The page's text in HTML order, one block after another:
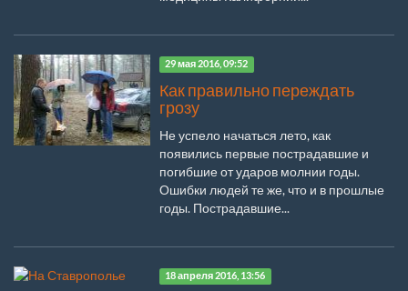
29 мая 2016, 09:52
Как правильно переждать
грозу
Не успело начаться лето, как
появились первые пострадавшие и
погибшие от ударов молнии годы.
Ошибки людей те же, что и в прошлые
годы. Пострадавшие...
18 апреля 2016, 13:56